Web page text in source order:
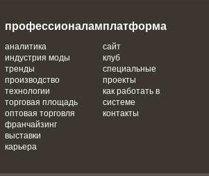
профессионалам
аналитика
индустрия моды
тренды
производство
технологии
торговая площадь
оптовая торговля
франчайзинг
выставки
карьера
платформа
сайт
клуб
специальные
проекты
как работать в
системе
контакты